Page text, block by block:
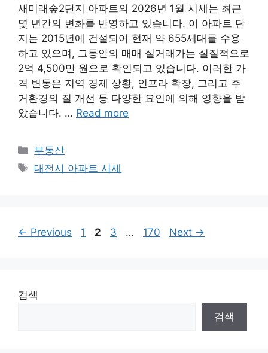
새미래숲2단지 아파트의 2026년 1월 시세는 최근
몇 년간의 변화를 반영하고 있습니다. 이 아파트 단
지는 2015년에 건설되어 현재 약 655세대를 수용
하고 있으며, 그동안의 매매 실거래가는 실질적으로
2억 4,500만 원으로 확인되고 있습니다. 이러한 가
격 변동은 지역 경제 상황, 인프라 확장, 그리고 주
거환경의 질 개선 등 다양한 요인에 의해 영향을 받
았습니다. … Read more
Categories
부동산
Tags
대전시 아파트 시세
← Previous Page
1 Page
2 Page
3 … Page
170 Next →
검색
검색